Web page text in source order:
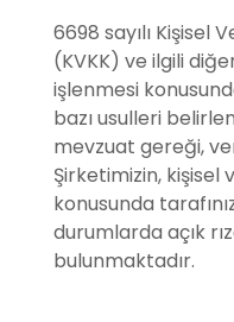
6698 sayılı Kişisel
(KVKK) ve ilgili
işlenmesi
bazı usulleri
mevzuat gereği,
Şirketimizin, kişisel
konusunda
durumlarda açık
bulunmaktadır.